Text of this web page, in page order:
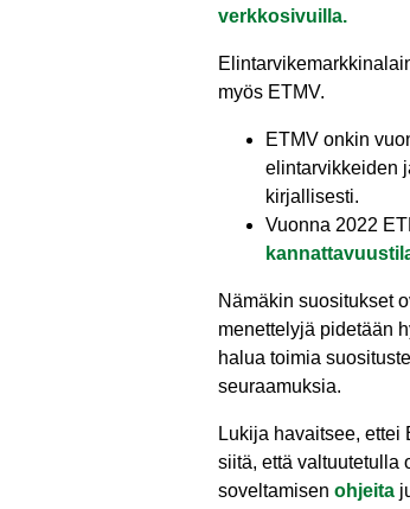
verkkosivuilla.
myös ETMV.
ETMV onkin
elintarvikkeiden
kirjallisesti.
Vuonna 2022
Nämäkin suositukset
menettelyjä pidetään
halua toimia
seuraamuksia.
Lukija havaitsee,
siitä, että valtuutetulla
soveltamisen ohjeita